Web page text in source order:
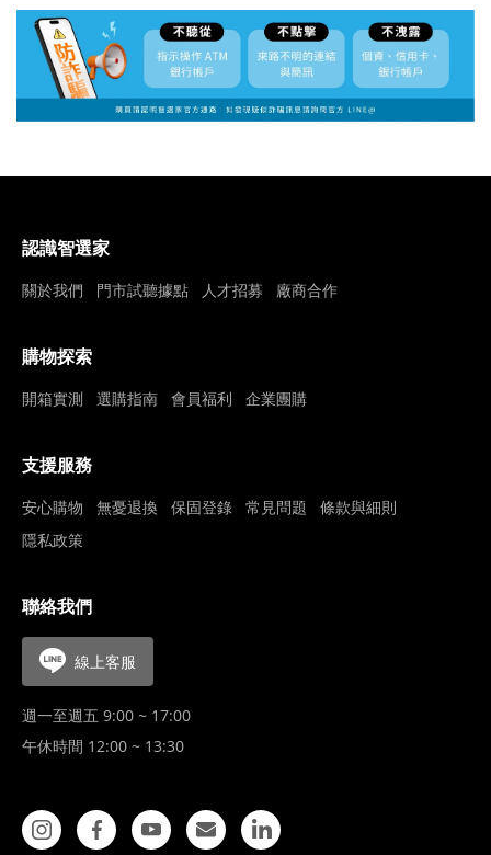
認識智選家
關於我們 門市試聽據點 人才招募 廠商合作
購物探索
開箱實測 選購指南 會員福利 企業團購
支援服務
安心購物 無憂退換 保固登錄 常見問題
條款與細則
隱私政策
聯絡我們
線上客服
週一至週五 9:00 ~ 17:00
午休時間 12:00 ~ 13:30